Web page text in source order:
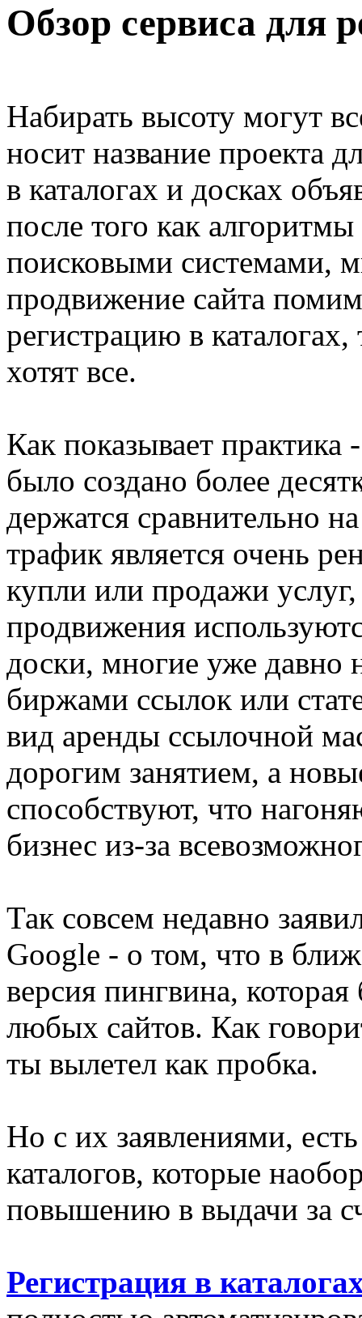
Обзор сервиса для
Набирать высоту могут
носит название проекта
в каталогах и досках
после того как
поисковыми системами,
продвижение сайта
регистрацию в
хотят все.
Как показывает практика
было создано более
держатся сравнительно
трафик является очень
купли или продажи
продвижения
доски, многие уже давно
биржами ссылок или
вид аренды ссылочной
дорогим занятием, а
способствуют, что
бизнес из-за
Так совсем недавно
Google - о том, что в
версия пингвина,
любых сайтов. Как
ты вылетел как пробка.
Но с их заявлениями,
каталогов, которые
повышению в выдачи за
Регистрация в